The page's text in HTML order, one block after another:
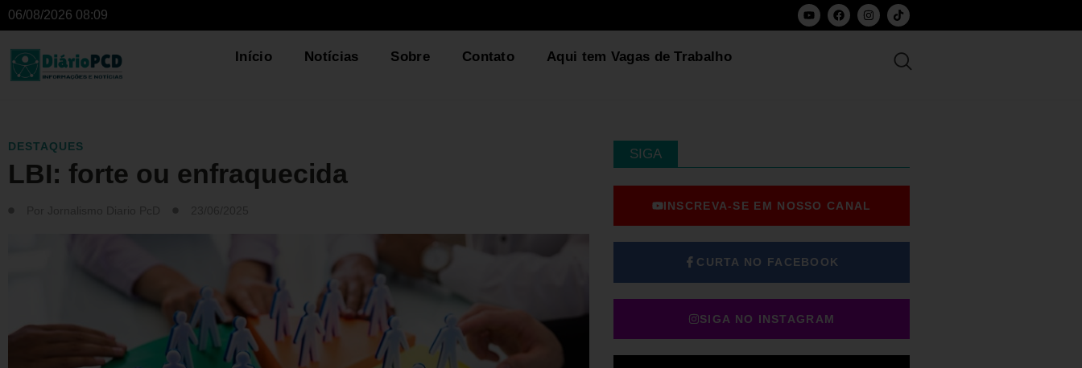
06/08/2026 08:09
Início Notícias Sobre Contato Aqui tem Vagas de Trabalho
DESTAQUES
LBI: forte ou enfraquecida
SIGA
INSCREVA-SE EM NOSSO CANAL
CURTA NO FACEBOOK
SIGA NO INSTAGRAM